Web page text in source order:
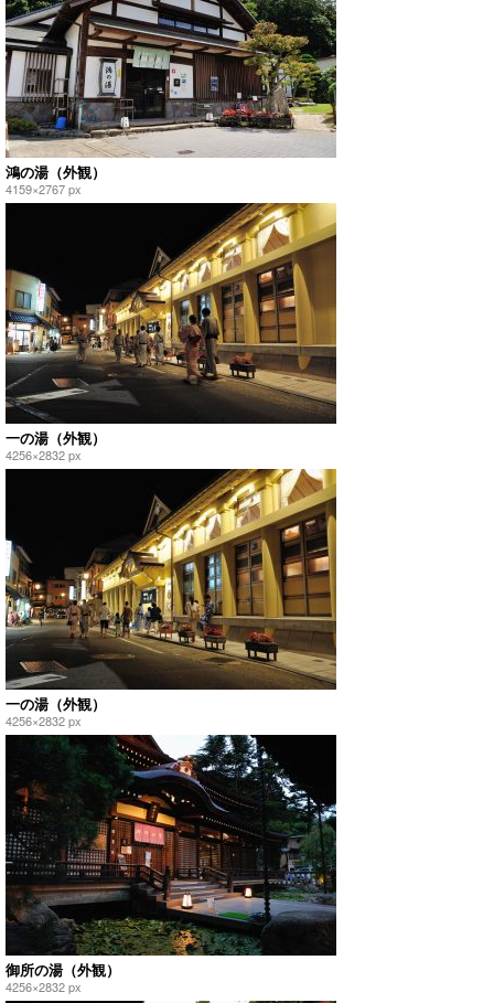
鴻の湯（外観）
4159×2767 px
一の湯（外観）
4256×2832 px
一の湯（外観）
4256×2832 px
御所の湯（外観）
4256×2832 px